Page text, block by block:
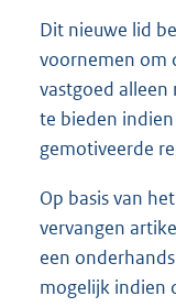
Dit nieuwe lid
voornemen om
vastgoed alleen
te bieden
gemotiveerde
Op basis van
vervangen
een
mogelijk indien